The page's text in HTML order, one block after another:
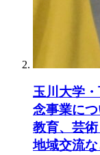
玉川大学
念事業に
教育、芸術
地域交流